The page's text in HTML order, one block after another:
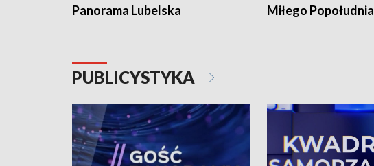
Panorama Lubelska Miłego Popołudnia
PUBLICYSTYKA